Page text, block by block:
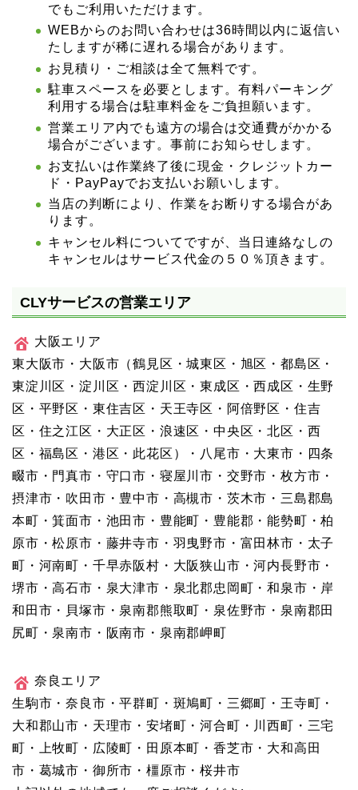
でもご利用いただけます。
WEBからのお問い合わせは36時間以内に返信い
たしますが稀に遅れる場合があります。
お見積り・ご相談は全て無料です。
駐車スペースを必要とします。有料パーキング
利用する場合は駐車料金をご負担願います。
営業エリア内でも遠方の場合は交通費がかかる
場合がございます。事前にお知らせします。
お支払いは作業終了後に現金・クレジットカー
ド・PayPayでお支払いお願いします。
当店の判断により、作業をお断りする場合があ
ります。
キャンセル料についてですが、当日連絡なしの
キャンセルはサービス代金の５０％頂きます。
CLYサービスの営業エリア
大阪エリア
東大阪市・大阪市（鶴見区・城東区・旭区・都島区・
東淀川区・淀川区・西淀川区・東成区・西成区・生野
区・平野区・東住吉区・天王寺区・阿倍野区・住吉
区・住之江区・大正区・浪速区・中央区・北区・西
区・福島区・港区・此花区）・八尾市・大東市・四条
畷市・門真市・守口市・寝屋川市・交野市・枚方市・
摂津市・吹田市・豊中市・高槻市・茨木市・三島郡島
本町・箕面市・池田市・豊能町・豊能郡・能勢町・柏
原市・松原市・藤井寺市・羽曳野市・富田林市・太子
町・河南町・千早赤阪村・大阪狭山市・河内長野市・
堺市・高石市・泉大津市・泉北郡忠岡町・和泉市・岸
和田市・貝塚市・泉南郡熊取町・泉佐野市・泉南郡田
尻町・泉南市・阪南市・泉南郡岬町
奈良エリア
生駒市・奈良市・平群町・斑鳩町・三郷町・王寺町・
大和郡山市・天理市・安堵町・河合町・川西町・三宅
町・上牧町・広陵町・田原本町・香芝市・大和高田
市・葛城市・御所市・橿原市・桜井市